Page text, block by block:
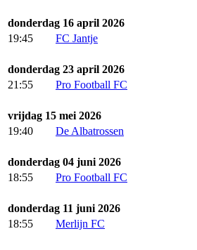
donderdag 16 april 2026
19:45
FC Jantje
donderdag 23 april 2026
21:55
Pro Football FC
vrijdag 15 mei 2026
19:40
De Albatrossen
donderdag 04 juni 2026
18:55
Pro Football FC
donderdag 11 juni 2026
18:55
Merlijn FC